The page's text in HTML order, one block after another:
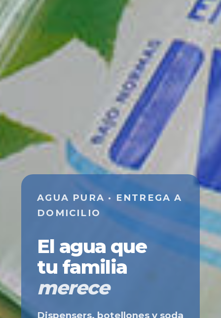
AGUA PURA · ENTREGA A
DOMICILIO
El agua que
tu familia
merece
Dispensers, botellones y soda